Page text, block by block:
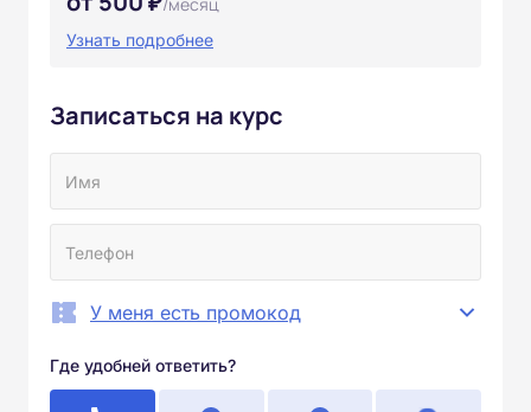
Узнать подробнее
Записаться на курс
У меня есть промокод
Где удобней ответить?